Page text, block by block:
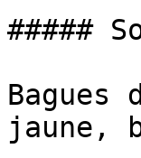
#####
jaune,